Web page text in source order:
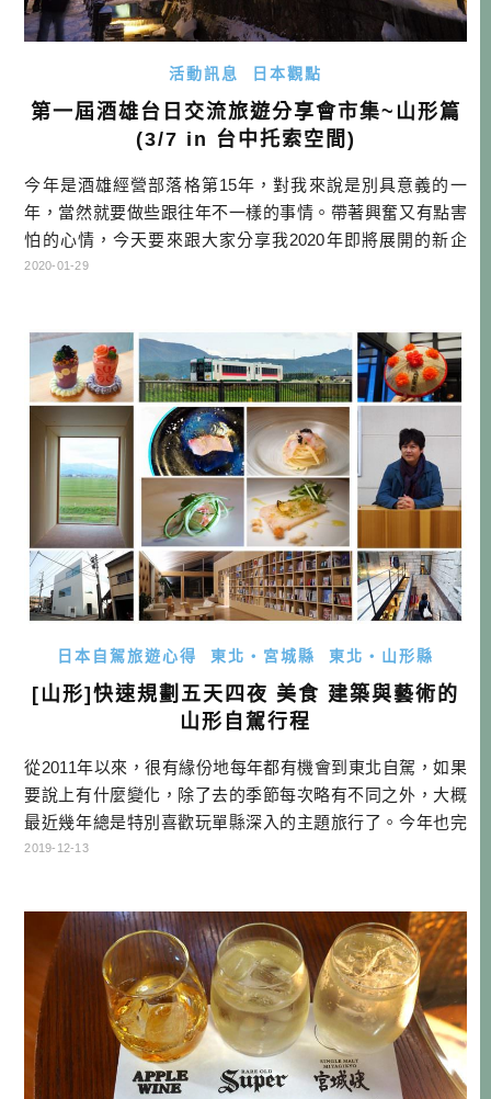
活動訊息 日本觀點
第一屆酒雄台日交流旅遊分享會市集~山形篇
(3/7 in 台中托索空間)
今年是酒雄經營部落格第15年，對我來說是別具意義的一
年，當然就要做些跟往年不一樣的事情。帶著興奮又有點害
怕的心情，今天要來跟大家分享我2020年即將展開的新企
畫，那就是「酒雄台日交流旅遊分享會市集」。這個活動主
大篇幅好好說明這個活動。 現場注意事項 1. 請自備口罩，並
建議您盡 […]…
2020-01-29
日本自駕旅遊心得 東北・宮城縣 東北・山形縣
[山形]快速規劃五天四夜 美食 建築與藝術的
山形自駕行程
從2011年以來，很有緣份地每年都有機會到東北自駕，如果
要說上有什麼變化，除了去的季節每次略有不同之外，大概
最近幾年總是特別喜歡玩單縣深入的主題旅行了。今年也完
成了一趟山形美食建築與藝術的自駕旅行，回想起來山形竟
吧！ 本文目錄 1. TIMES租車享優惠 2. 天童木工與藝術漫步
3. 鶴岡之 […]…
2019-12-13